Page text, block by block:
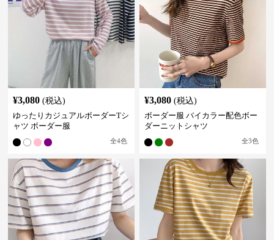
¥3,080 (税込)
ゆったりカジュアルボーダーTシ
ャツ ボーダー服
全4色
¥3,080 (税込)
ボーダー服 バイカラー配色ボー
ダーニットシャツ
全3色